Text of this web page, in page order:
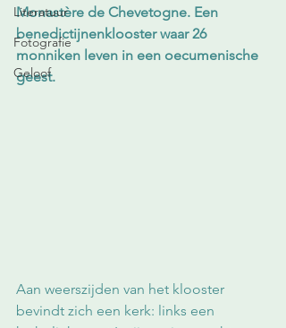
Literatuur
Fotografie
Geloof
Monastère de Chevetogne. Een
benedictijnenklooster waar 26
monniken leven in een oecumenische
geest.
Aan weerszijden van het klooster
bevindt zich een kerk: links een